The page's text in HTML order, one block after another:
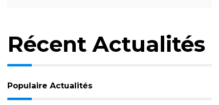
Récent Actualités
Populaire Actualités